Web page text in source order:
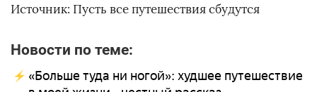
Источник: Пусть все путешествия сбудутся
Новости по теме:
«Больше туда ни ногой»: худшее путешествие